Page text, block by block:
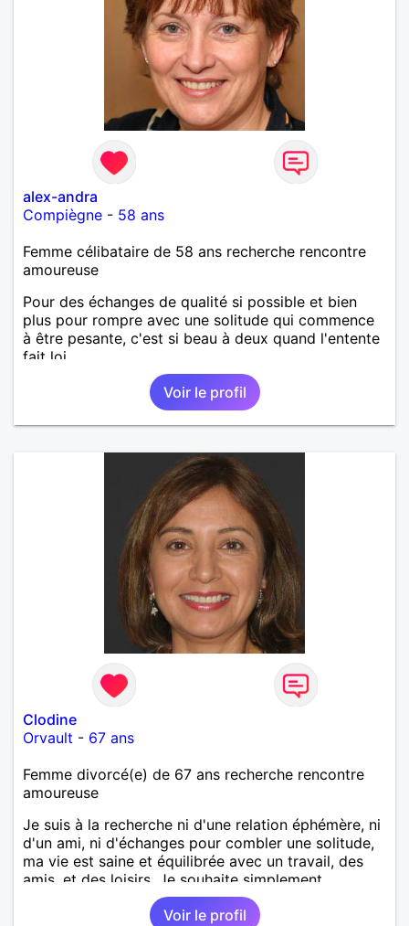
alex-andra
Compiègne - 58 ans
Femme célibataire de 58 ans recherche rencontre
amoureuse
Pour des échanges de qualité si possible et bien
plus pour rompre avec une solitude qui commence
à être pesante, c'est si beau à deux quand l'entente
fait loi.
Voir le profil
Clodine
Orvault - 67 ans
Femme divorcé(e) de 67 ans recherche rencontre
amoureuse
Je suis à la recherche ni d'une relation éphémère, ni
d'un ami, ni d'échanges pour combler une solitude,
ma vie est saine et équilibrée avec un travail, des
amis, et des loisirs. Je souhaite simplement
rencontrer un homme de la région de Orvault qui
recherche une relation sérieuse !
Voir le profil